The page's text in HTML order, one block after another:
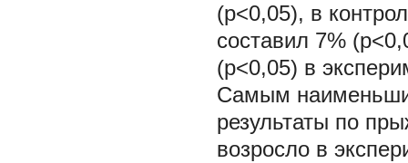
(р<0,05), в
составил 7%
(р<0,05) в
Самым
результаты по
возросло в